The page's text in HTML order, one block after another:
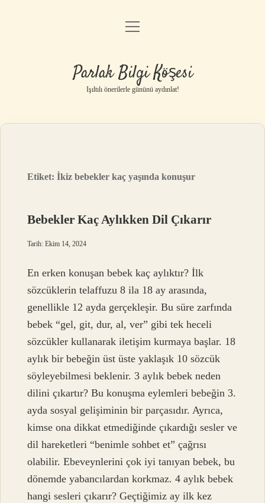
Anasayfa
Yasal Uyarı
menüyü
Parlak Bilgi Köşesi
Işıltılı önerilerle gününü aydınlat!
Etiket:İkiz bebekler kaç yaşında konuşur
Bebekler Kaç Aylıkken Dil Çıkarır
Tarih: Ekim 14, 2024
En erken konuşan bebek kaç aylıktır? İlk
sözcüklerin telaffuzu 8 ila 18 ay arasında,
genellikle 12 ayda gerçekleşir. Bu süre zarfında
bebek “gel, git, dur, al, ver” gibi tek heceli
sözcükler kullanarak iletişim kurmaya başlar. 18
aylık bir bebeğin üst üste yaklaşık 10 sözcük
söyleyebilmesi beklenir. 3 aylık bebek neden
dilini çıkartır? Bu konuşma eylemleri bebeğin 3.
ayda sosyal gelişiminin bir parçasıdır. Ayrıca,
kimse ona dikkat etmediğinde çıkardığı sesler ve
dil hareketleri “benimle sohbet et” çağrısı
olabilir. Ebeveynlerini çok iyi tanıyan bebek, bu
dönemde yabancılardan korkmaz. 4 aylık bebek
hangi sesleri çıkarır? Geçtiğimiz ay ilk kez